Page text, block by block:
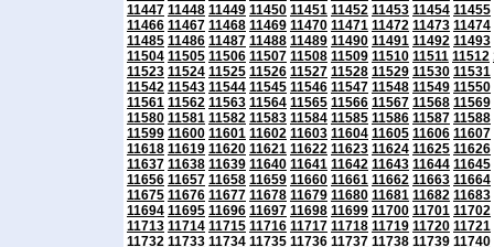
11447 11448 11449 11450 11451 11452 11453 11454 11455
11466 11467 11468 11469 11470 11471 11472 11473 11474
11485 11486 11487 11488 11489 11490 11491 11492 11493
11504 11505 11506 11507 11508 11509 11510 11511 11512
11523 11524 11525 11526 11527 11528 11529 11530 11531
11542 11543 11544 11545 11546 11547 11548 11549 11550
11561 11562 11563 11564 11565 11566 11567 11568 11569
11580 11581 11582 11583 11584 11585 11586 11587 11588
11599 11600 11601 11602 11603 11604 11605 11606 11607
11618 11619 11620 11621 11622 11623 11624 11625 11626
11637 11638 11639 11640 11641 11642 11643 11644 11645
11656 11657 11658 11659 11660 11661 11662 11663 11664
11675 11676 11677 11678 11679 11680 11681 11682 11683
11694 11695 11696 11697 11698 11699 11700 11701 11702
11713 11714 11715 11716 11717 11718 11719 11720 11721
11732 11733 11734 11735 11736 11737 11738 11739 11740